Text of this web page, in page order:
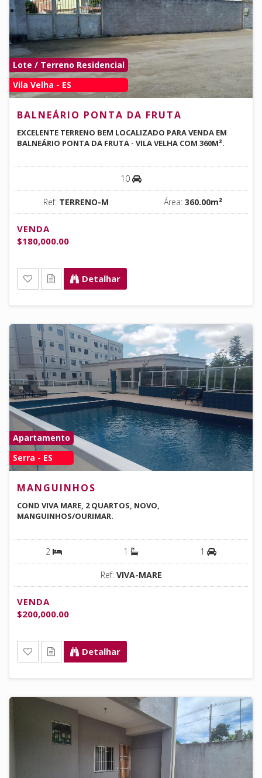
Lote / Terreno Residencial
Vila Velha - ES
BALNEÁRIO PONTA DA FRUTA
EXCELENTE TERRENO BEM LOCALIZADO PARA VENDA EM
BALNEÁRIO PONTA DA FRUTA - VILA VELHA COM 360M².
10
Ref: TERRENO-M Área: 360.00m²
VENDA
$180,000.00
Detalhar
Apartamento
Serra - ES
MANGUINHOS
COND VIVA MARE, 2 QUARTOS, NOVO,
MANGUINHOS/OURIMAR.
2 1 1
Ref: VIVA-MARE
VENDA
$200,000.00
Detalhar